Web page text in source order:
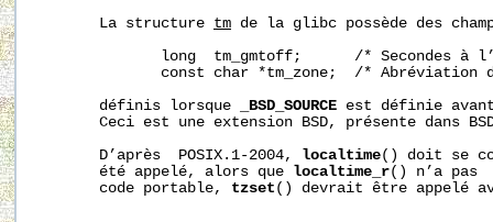
       La structure
tm de la glibc possède des
long  tm_gmtoff;      /* Secondes à
const char *tm_zone;  /* Abréviation
       définis lorsque
_BSD_SOURCE est définie
Ceci est une extension BSD, présente dans
       D’après  POSIX.1-2004,
localtime() doit se
       été appelé, alors que
localtime_r() n’a pas
       code portable,
tzset () devrait être appelé